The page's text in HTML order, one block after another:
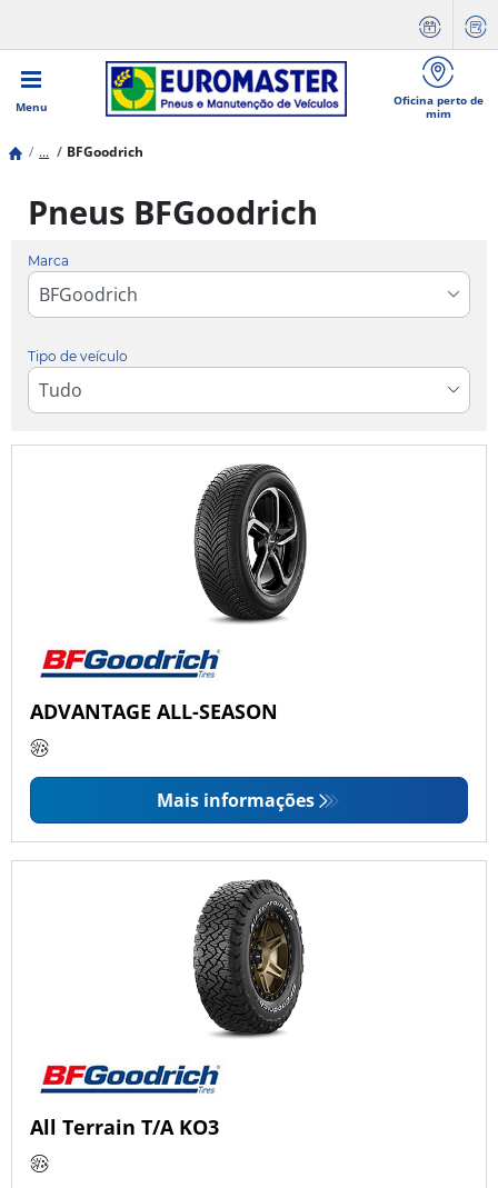
Menu
Oficina perto de
mim
... BFGoodrich
Pneus BFGoodrich
Marca
Tipo de veículo
ADVANTAGE ALL-SEASON
Mais informações
All Terrain T/A KO3